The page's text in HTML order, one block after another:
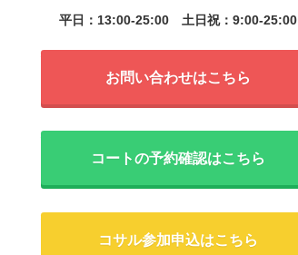
平日：13:00-25:00 土日祝：9:00-25:00
お問い合わせはこちら
コートの予約確認はこちら
コサル参加申込はこちら